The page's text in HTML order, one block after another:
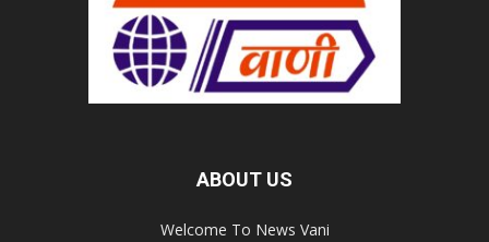
ABOUT US
Welcome To News Vani